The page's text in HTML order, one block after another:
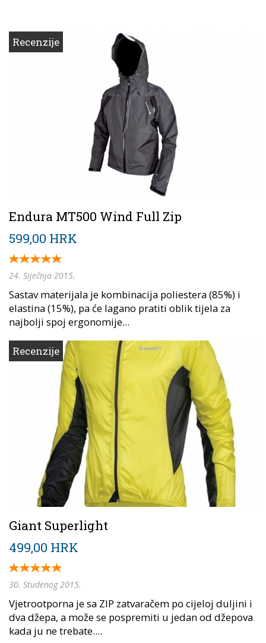
Recenzije
Endura MT500 Wind Full Zip
599,00 HRK
24. Siječnja 2015.
Sastav materijala je kombinacija poliestera (85%) i
elastina (15%), pa će lagano pratiti oblik tijela za
najbolji spoj ergonomije...
Recenzije
Giant Superlight
499,00 HRK
30. Studenog 2015.
Vjetrootporna je sa ZIP zatvaračem po cijeloj duljini i
dva džepa, a može se pospremiti u jedan od džepova
kada ju ne trebate....